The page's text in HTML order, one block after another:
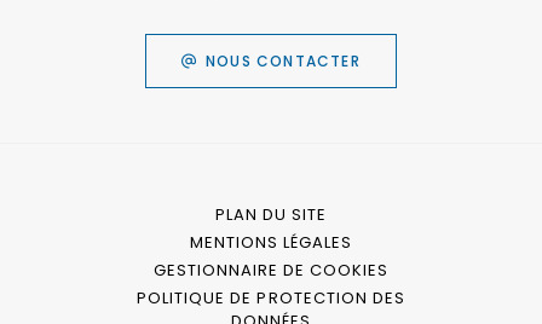
NOUS CONTACTER
PLAN DU SITE
MENTIONS LÉGALES
GESTIONNAIRE DE COOKIES
POLITIQUE DE PROTECTION DES